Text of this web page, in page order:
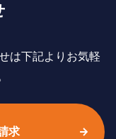
は下記よりお気軽
求